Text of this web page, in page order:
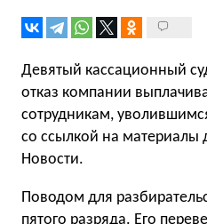
Девятый кассационный
отказ компании
сотрудникам,
со ссылкой на материалы
Новости.
Поводом для
пятого разряда. Его